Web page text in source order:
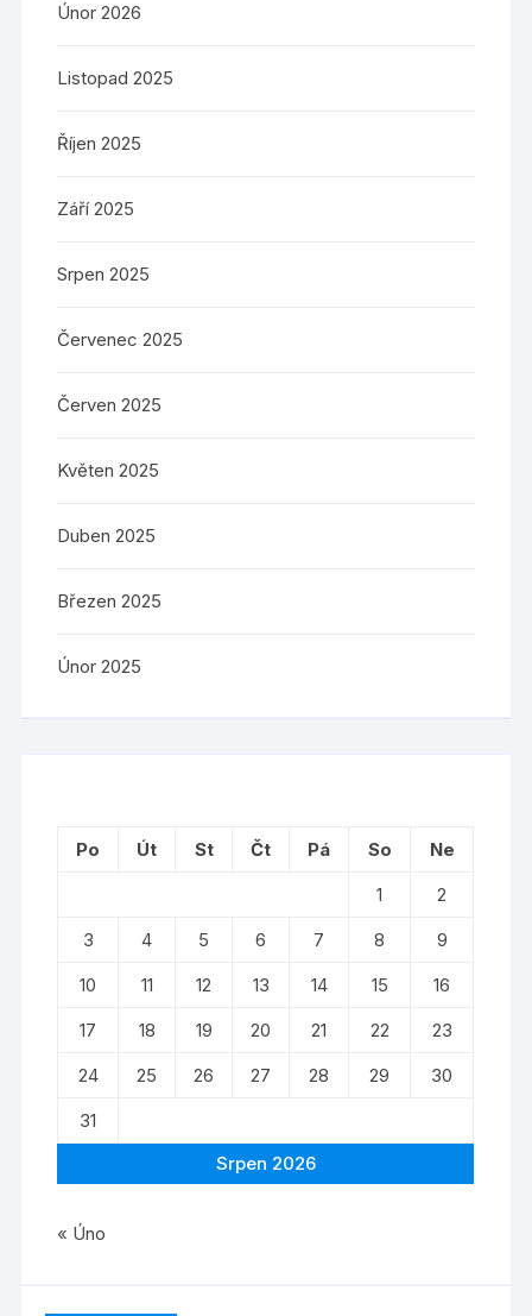
Únor 2026
Listopad 2025
Říjen 2025
Září 2025
Srpen 2025
Červenec 2025
Červen 2025
Květen 2025
Duben 2025
Březen 2025
Únor 2025
Srpen 2026
Po Út St Čt Pá So
Ne
1
2
3
4 5 6 7 8
9
10
11 12 13 14 15
16
17
18 19 20 21 22
23
24
25 26 27 28 29
30
31
« Úno